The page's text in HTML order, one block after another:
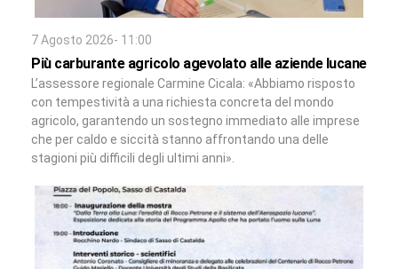
7 Agosto 2026- 11:00
Più carburante agricolo agevolato alle aziende lucane
L’assessore regionale Carmine Cicala: «Abbiamo risposto
con tempestività a una richiesta concreta del mondo
agricolo, garantendo un sostegno immediato alle imprese
che per caldo e siccità stanno affrontando una delle
stagioni più difficili degli ultimi anni».